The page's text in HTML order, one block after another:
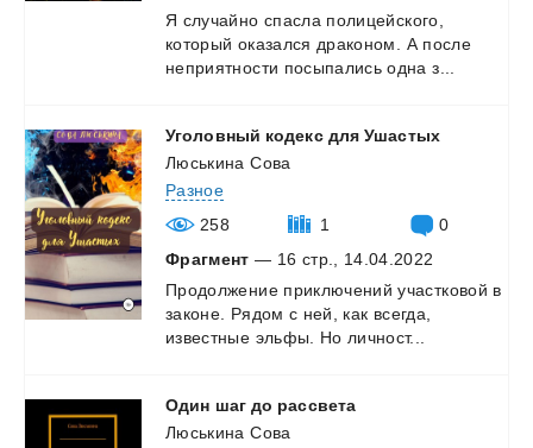
Я случайно спасла полицейского,
который оказался драконом. А после
неприятности посыпались одна з...
Уголовный кодекс для Ушастых
Люськина Сова
Разное
258
1
0
Фрагмент — 16 стр., 14.04.2022
Продолжение приключений участковой в
законе.
Рядом с ней, как всегда,
известные эльфы. Но личност...
Один шаг до рассвета
Люськина Сова